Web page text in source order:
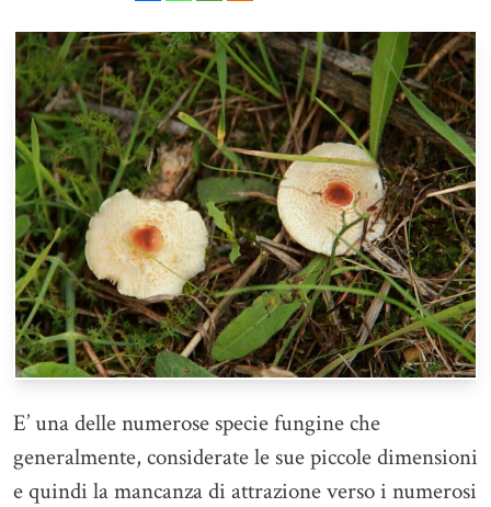
E’ una delle numerose specie fungine che
generalmente, considerate le sue piccole dimensioni
e quindi la mancanza di attrazione verso i numerosi